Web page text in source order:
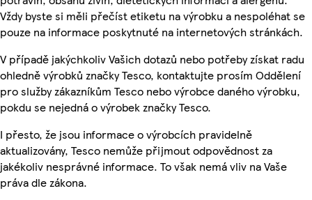
Vždy byste si měli přečíst etiketu na výrobku a nespoléhat se
pouze na informace poskytnuté na internetových stránkách.
V případě jakýchkoliv Vašich dotazů nebo potřeby získat radu
ohledně výrobků značky Tesco, kontaktujte prosím Oddělení
pro služby zákazníkům Tesco nebo výrobce daného výrobku,
pokdu se nejedná o výrobek značky Tesco.
I přesto, že jsou informace o výrobcích pravidelně
aktualizovány, Tesco nemůže přijmout odpovědnost za
jakékoliv nesprávné informace. To však nemá vliv na Vaše
práva dle zákona.